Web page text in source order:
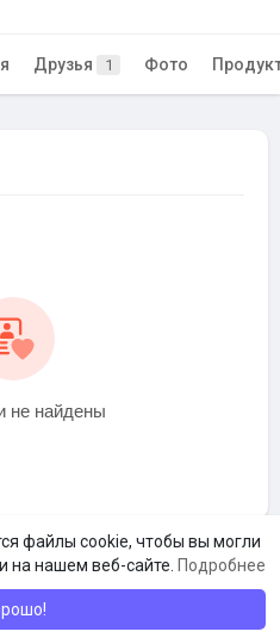
файлы cookie, чтобы вы могли
на нашем веб-сайте. Подробнее
Друзья 1 Фото
не найдены